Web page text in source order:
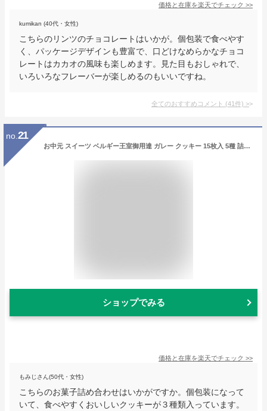
価格と在庫を楽天でチェック >>
kumikan (40代・女性)
こちらのリンツのチョコレートはいかが。個包装で食べやす
く、パッケージデザインも豊富で、口どけなめらかなチョコ
レートはカカオの風味も楽しめます。見た目もおしゃれで、
いろいろなフレーバーが楽しめるのもいいですね。
全てのおすすめコメント (41件) >
no. 21
お中元 スイーツ ベルギー王室御用達 ガレー クッキー 15枚入 5種 詰め合わせ 送料無料 2026 御中元 早割 お 中元 ギフト お菓子 チョコレート 有名 人気 おしゃれ 高級 個包装 小分け 法人 会社 職場 退職 祝い 挨拶 内祝い お返し 手土産 常温 日持ち 誕生日 プレゼント
ショップでみる
価格と在庫を楽天でチェック >>
もみじさん(50代・女性)
こちらのお菓子詰め合わせはいかがですか。個包装になって
いて、食べやすくおいしいクッキーが３種類入っています。